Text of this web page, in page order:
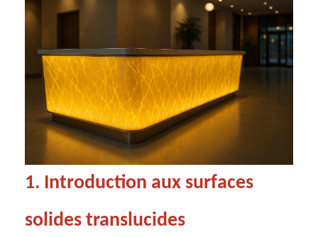
1. Introduction aux surfaces
solides translucides